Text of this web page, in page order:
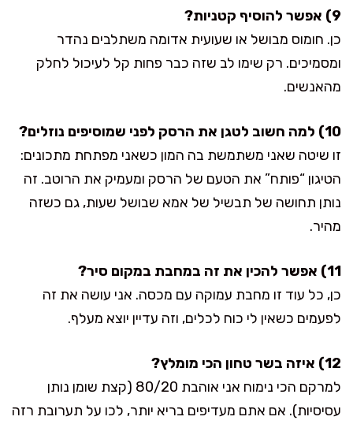
9) אפשר להוסיף קטניות?
כן. חומוס מבושל או שעועית אדומה משתלבים נהדר
ומסמיכים. רק שימו לב שזה כבר פחות קל לעיכול לחלק
מהאנשים.
10) למה חשוב לטגן את הרסק לפני שמוסיפים נוזלים?
זו שיטה שאני משתמשת בה המון כשאני מפתחת מתכונים:
הטיגון “פותח” את הטעם של הרסק ומעמיק את הרוטב. זה
נותן תחושה של תבשיל של אמא שבושל שעות, גם כשזה
מהיר.
11) אפשר להכין את זה במחבת במקום סיר?
כן, כל עוד זו מחבת עמוקה עם מכסה. אני עושה את זה
לפעמים כשאין לי כוח לכלים, וזה עדיין יוצא מעלף.
12) איזה בשר טחון הכי מומלץ?
למרקם הכי נימוח אני אוהבת 80/20 (קצת שומן נותן
עסיסיות). אם אתם מעדיפים בריא יותר, לכו על תערובת רזה